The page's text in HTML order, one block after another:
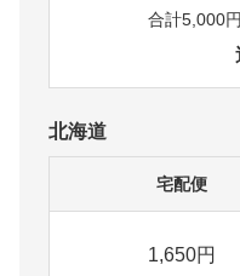
合計5,000
北海道
宅配便
1,650円